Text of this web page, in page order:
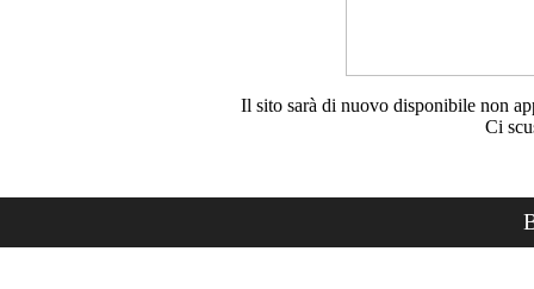
Il sito sarà di nuovo disponibile non
Ci